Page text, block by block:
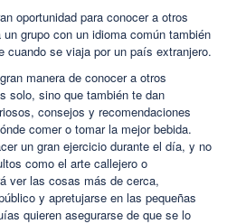
oportunidad para conocer a otros
grupo con un idioma común también
cuando se viaja por un país extranjero.
manera de conocer a otros
solo, sino que también te dan
consejos y recomendaciones
comer o tomar la mejor bebida.
un gran ejercicio durante el día, y no
como el arte callejero o
ver las cosas más de cerca,
y apretujarse en las pequeñas
quieren asegurarse de que se lo